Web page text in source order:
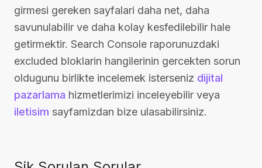
girmesi gereken sayfalari daha net, daha
savunulabilir ve daha kolay kesfedilebilir hale
getirmektir. Search Console raporunuzdaki
excluded bloklarin hangilerinin gercekten sorun
oldugunu birlikte incelemek isterseniz dijital
pazarlama hizmetlerimizi inceleyebilir veya
iletisim sayfamizdan bize ulasabilirsiniz.